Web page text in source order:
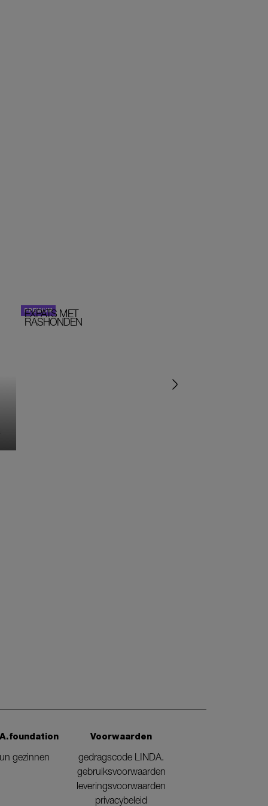
EXPATS MET
RASHONDEN
gezinnen
Voorwaarden
gedragscode LINDA.
gebruiksvoorwaarden
leveringsvoorwaarden
privacybeleid